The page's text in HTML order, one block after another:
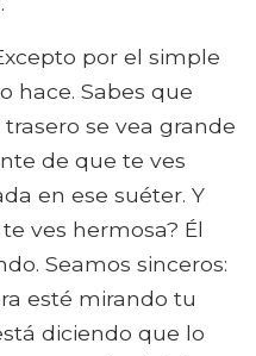
por el simple
hace. Sabes que
se vea grande
de que te ves
en ese suéter. Y
ves hermosa? Él
Seamos sinceros:
esté mirando tu
diciendo que lo